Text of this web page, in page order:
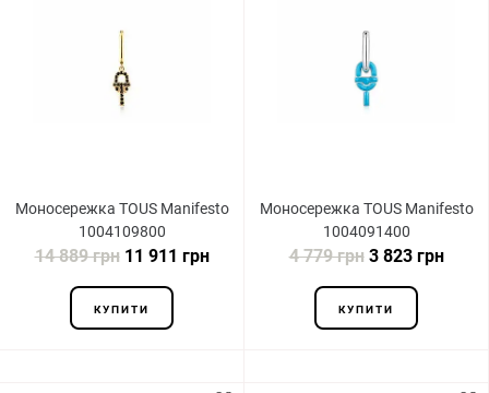
Моносережка TOUS Manifesto
1004109800
14 889 грн11 911 грн
КУПИТИ
Моносережка TOUS Manifesto
1004091400
4 779 грн3 823 грн
КУПИТИ